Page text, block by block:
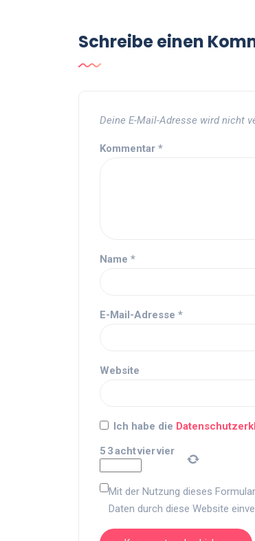
Schreibe einen
Deine E-Mail-Adresse wird nicht
Kommentar *
Name *
E-Mail-Adresse *
Website
Ich habe die
5 3achtviervier
Mit der Nutzung dieses
Daten durch diese Website